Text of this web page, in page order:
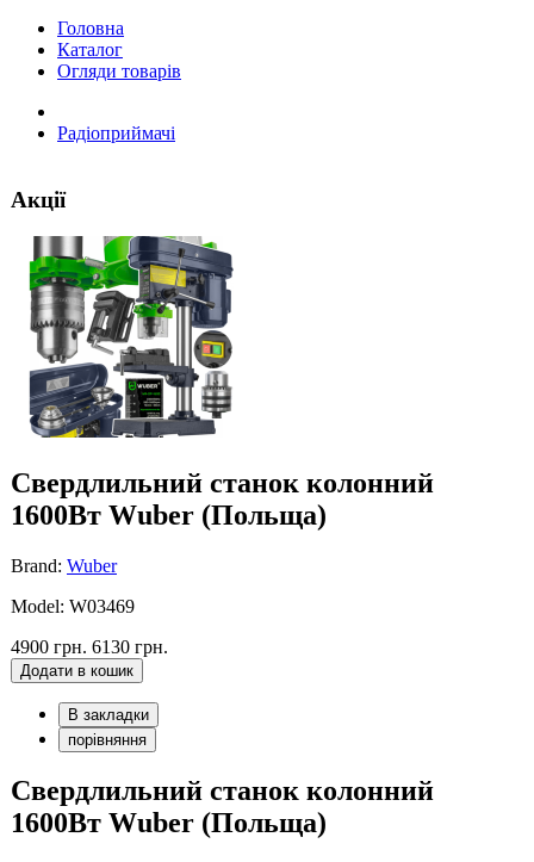
Головна
Каталог
Огляди товарів
Радіоприймачі
Акції
Свердлильний станок колонний
1600Вт Wuber (Польща)
Brand: Wuber
Model: W03469
4900 грн. 6130 грн.
Додати в кошик
В закладки
порівняння
Свердлильний станок колонний
1600Вт Wuber (Польща)